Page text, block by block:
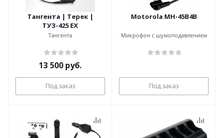
Тангента | Терек |
ТУЗ-425 EX
Тангента
13 500 руб.
Под заказ
Motorola MH-45B4B
Микрофон с шумоподавлением
Под заказ